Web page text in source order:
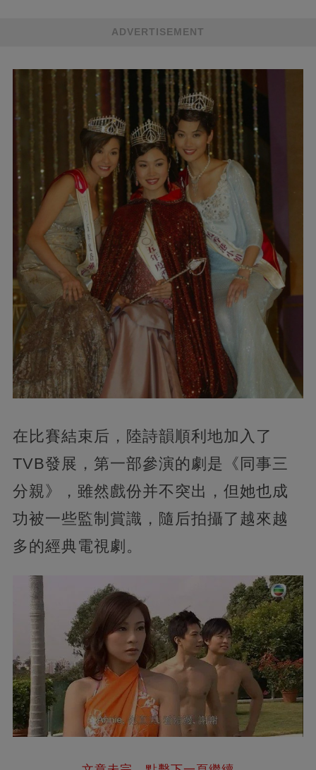
ADVERTISEMENT
在比賽結束后，陸詩韻順利地加入了
TVB發展，第一部參演的劇是《同事三
分親》，雖然戲份并不突出，但她也成
功被一些監制賞識，隨后拍攝了越來越
多的經典電視劇。